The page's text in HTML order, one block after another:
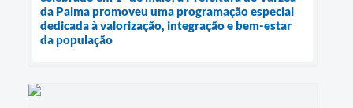
da Palma promoveu uma programação especial
dedicada à valorização, integração e bem-estar
da população